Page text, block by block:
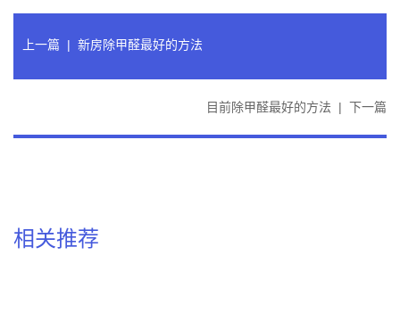
上一篇 | 新房除甲醛最好的方法
目前除甲醛最好的方法 | 下一篇
相关推荐